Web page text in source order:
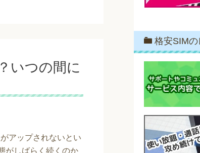
いつの間に
アップされないとい
がしばらく続くのか
格安SIM